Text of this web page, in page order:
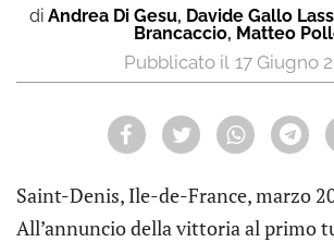
di Andrea Di Gesu, Davide Gallo
Brancaccio, Matteo
17 Giugno
Saint-Denis, Ile-de-France, marzo
All’annuncio della vittoria al primo